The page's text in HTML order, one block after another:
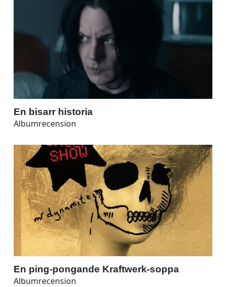
En bisarr historia
Albumrecension
En ping-pongande Kraftwerk-soppa
Albumrecension